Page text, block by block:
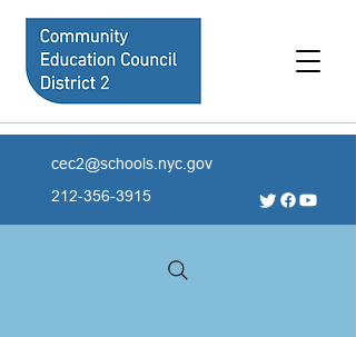
cec2@schools.nyc.gov
212-356-3915